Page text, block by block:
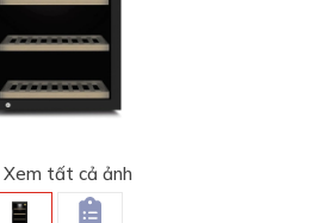
Xem tất cả ảnh